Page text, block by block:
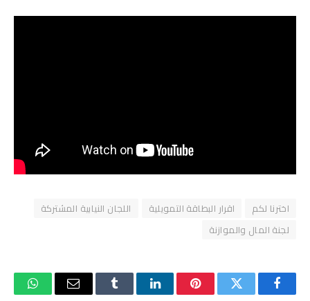
اخترنا لكم اقرار البطاقة التمويلية
اللجان النيابية المشتركة
لجنة المال والموازنة
فيسبوكتويتر بينتيريستلينكدإن Tumblr البريد